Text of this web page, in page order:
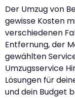
Der Umzug von
gewisse Kosten
verschiedenen
Entfernung, der
gewählten
Umzugsservice
Lösungen für
und dein Budget